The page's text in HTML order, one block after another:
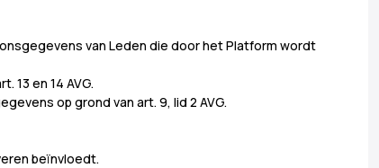
van Leden die door het Platform wordt
13 en 14 AVG.
op grond van art. 9, lid 2 AVG.
beïnvloedt.